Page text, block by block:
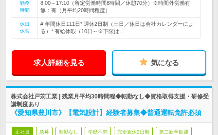
勤務
時間
8:00～17:10（所定労働時間8時間／休憩70分）※時間外労働有
無：有（月平均20時間程度）
休日
休暇
# 年間休日111日* 週休2日制（土日／休日は会社カレンダーによ
る）* 有給休暇（10日～※下限は…
求人詳細を見る 気になる
株式会社戸苅工業 | 残業月平均30時間程◆転勤なし◆資格取得支援・研修受
講制度あり
《愛知県豊川市》【電気設計】経験者募集◆普通運転免許必須
正社員 急募 転勤なし 学歴不問 完全週休2日制 第二新卒歓迎